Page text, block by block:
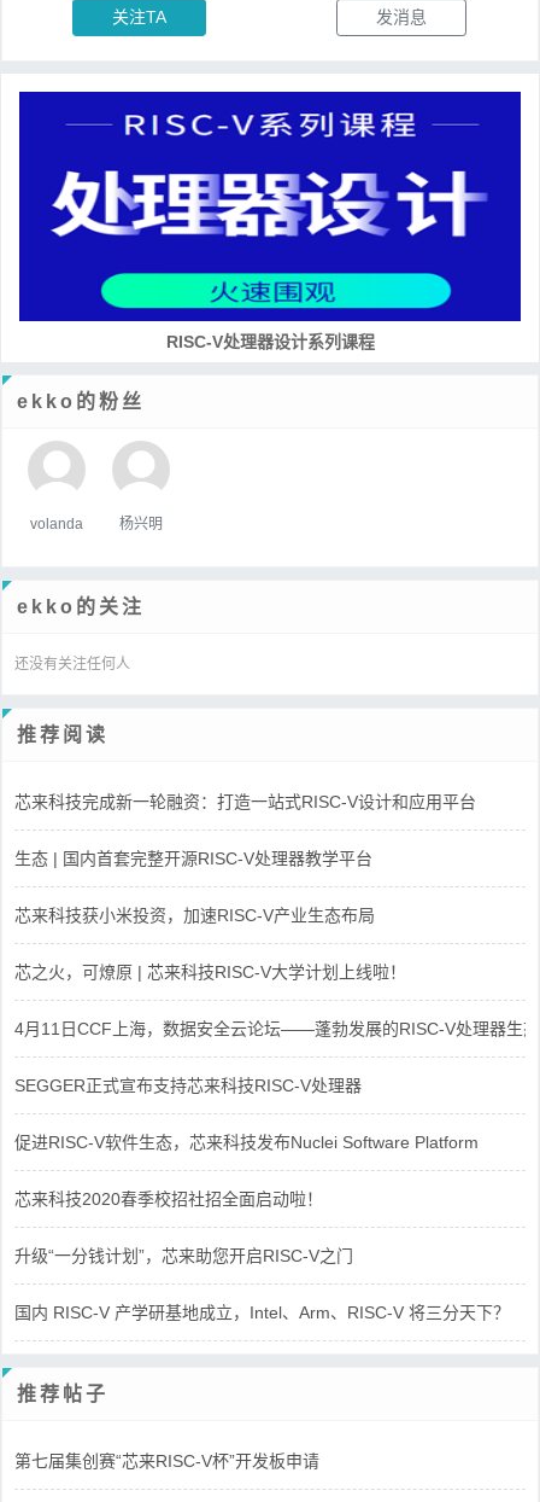
关注TA 发消息
RISC-V处理器设计系列课程
ekko的粉丝
volanda 杨兴明
ekko的关注
还没有关注任何人
推荐阅读
芯来科技完成新一轮融资：打造一站式RISC-V设计和应用平台
生态 | 国内首套完整开源RISC-V处理器教学平台
芯来科技获小米投资，加速RISC-V产业生态布局
芯之火，可燎原 | 芯来科技RISC-V大学计划上线啦！
4月11日CCF上海，数据安全云论坛——蓬勃发展的RISC-V处理器生态
SEGGER正式宣布支持芯来科技RISC-V处理器
促进RISC-V软件生态，芯来科技发布Nuclei Software Platform
芯来科技2020春季校招社招全面启动啦！
升级“一分钱计划”，芯来助您开启RISC-V之门
国内 RISC-V 产学研基地成立，Intel、Arm、RISC-V 将三分天下？
推荐帖子
第七届集创赛“芯来RISC-V杯”开发板申请